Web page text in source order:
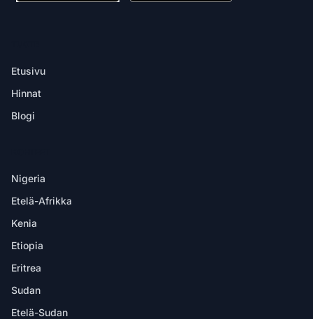
Etusivu
Hinnat
Blogi
Nigeria
Etelä-Afrikka
Kenia
Etiopia
Eritrea
Sudan
Etelä-Sudan